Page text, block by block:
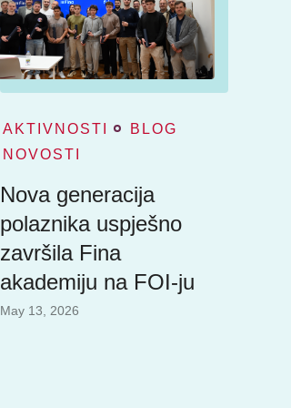
AKTIVNOSTI
BLOG
NOVOSTI
Nova generacija
polaznika uspješno
završila Fina
akademiju na FOI-ju
May 13, 2026